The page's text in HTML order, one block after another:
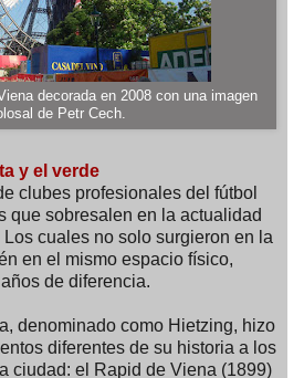
decorada en 2008 con una imagen
de Petr Cech.
y el verde
clubes profesionales del fútbol
que sobresalen en la actualidad
cuales no solo surgieron en la
en el mismo espacio físico,
de diferencia.
denominado como Hietzing, hizo
diferentes de su historia a los
ciudad: el Rapid de Viena (1899)